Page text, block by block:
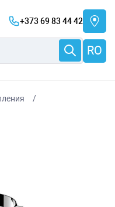
+373 69 83 44 42
RO